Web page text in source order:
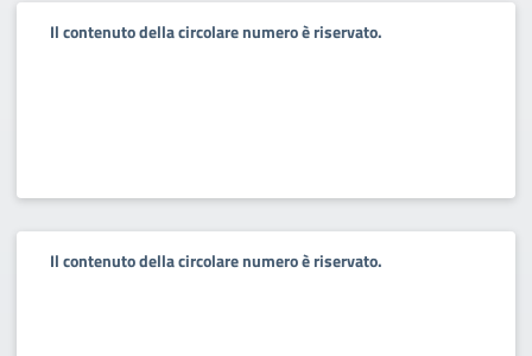
Il contenuto della circolare numero è riservato.
Il contenuto della circolare numero è riservato.